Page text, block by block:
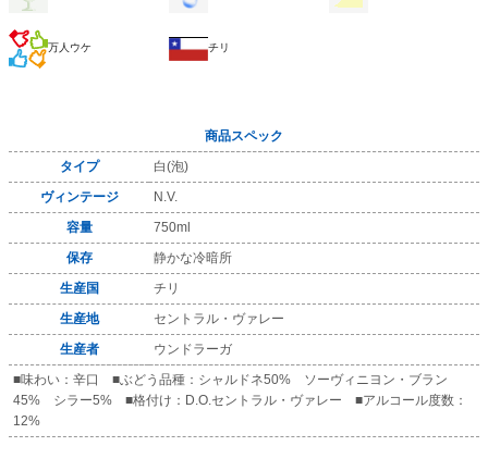
万人ウケ チリ
商品スペック
タイプ
白(泡)
ヴィンテージ
N.V.
容量
750ml
保存
静かな冷暗所
生産国
チリ
生産地
セントラル・ヴァレー
生産者
ウンドラーガ
■味わい：辛口 ■ぶどう品種：シャルドネ50% ソーヴィニヨン・ブラン
45% シラー5% ■格付け：D.O.セントラル・ヴァレー ■アルコール度数：
12%